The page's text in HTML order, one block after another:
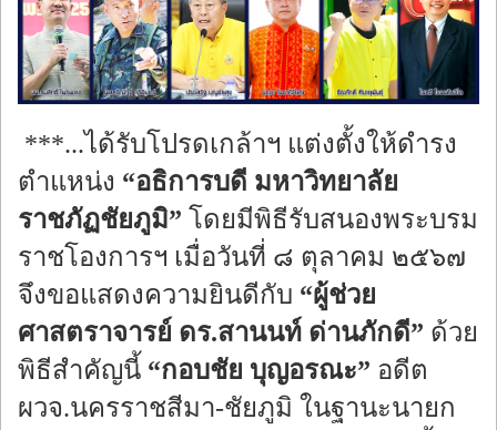
***...ได้รับโปรดเกล้าฯ แต่งตั้งให้ดำรง
ตำแหน่ง “อธิการบดี มหาวิทยาลัย
ราชภัฏชัยภูมิ” โดยมีพิธีรับสนองพระบรม
ราชโองการฯ เมื่อวันที่ ๘ ตุลาคม ๒๕๖๗
จึงขอแสดงความยินดีกับ “ผู้ช่วย
ศาสตราจารย์ ดร.สานนท์ ด่านภักดี” ด้วย
พิธีสำคัญนี้ “กอบชัย บุญอรณะ” อดีต
ผวจ.นครราชสีมา-ชัยภูมิ ในฐานะนายก